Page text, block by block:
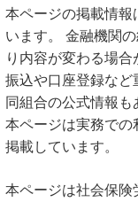
本ページの掲載情報
います。 金融機関
り内容が変わる場合
振込や口座登録など
同組合の公式情報も
本ページは実務での
掲載しています。
本ページは社会保険